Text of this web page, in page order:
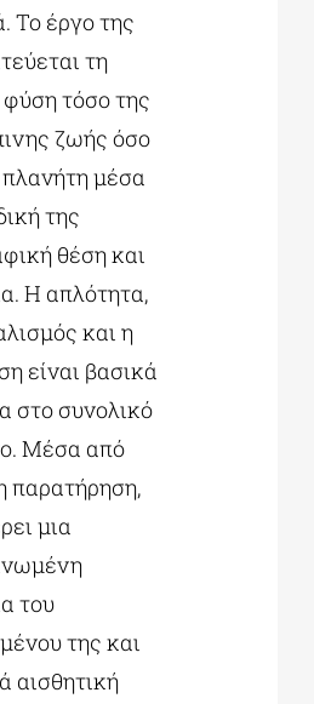
Το έργο της
τη
τόσο της
ζωής όσο
πλανήτη μέσα
της
θέση και
Η απλότητα,
και η
είναι βασικά
στο συνολικό
Μέσα από
παρατήρηση,
μια
του
της και
αισθητική